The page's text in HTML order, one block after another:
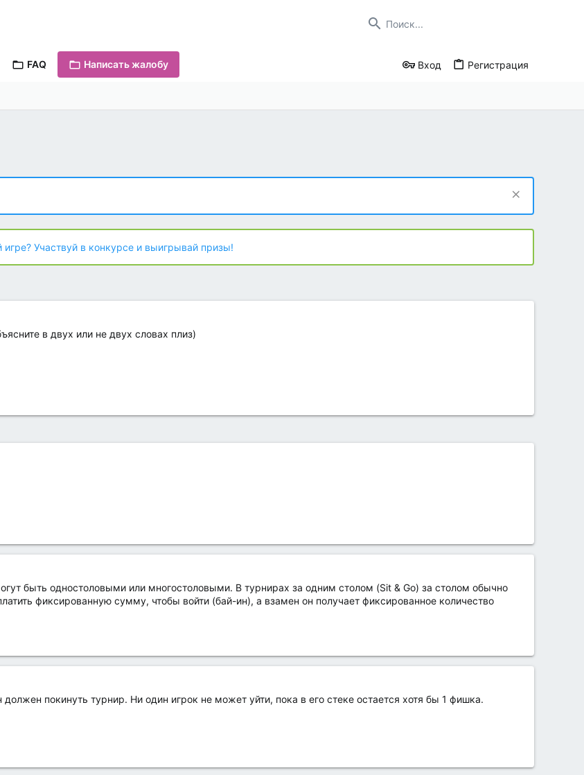
FAQ Написать жалобу Вход Регистрация
Участвуй в конкурсе и выигрывай призы!
в двух или не двух словах плиз)
быть одностоловыми или многостоловыми. В турнирах за одним столом (Sit & Go) за столом обычно
фиксированную сумму, чтобы войти (бай-ин), а взамен он получает фиксированное количество
покинуть турнир. Ни один игрок не может уйти, пока в его стеке остается хотя бы 1 фишка.